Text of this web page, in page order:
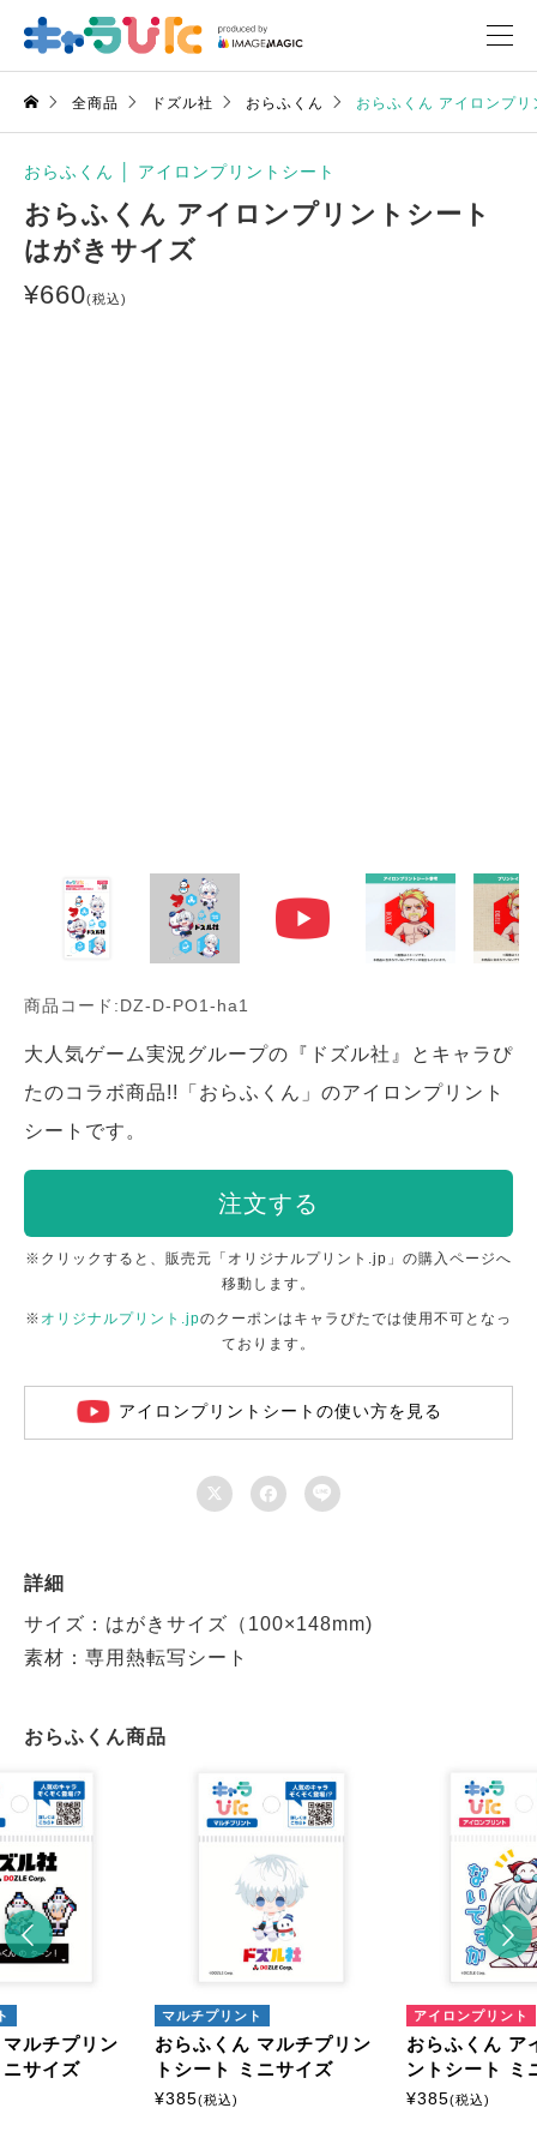
全商品 ドズル社 おらふくん おらふくん アイロンプ
おらふくん アイロンプリントシート
おらふくん アイロンプリントシート
はがきサイズ
¥660(税込)
商品コード:DZ-D-PO1-ha1
大人気ゲーム実況グループの『ドズル社』とキャラぴ
たのコラボ商品!!「おらふくん」のアイロンプリント
シートです。
注文する
※クリックすると、販売元「オリジナルプリント.jp」の購入ページへ
移動します。
※ オリジナルプリント.jpのクーポンはキャラぴたでは使用不可となっ
ております。
アイロンプリントシートの使い方を見る
  
詳細
サイズ：はがきサイズ（100×148mm)
素材：専用熱転写シート
おらふくん商品
ルチプリン
サイズ
マルチプリント
おらふくん マルチプリン
トシート ミニサイズ
¥385(税込)
アイロンプリント
おらふくん ア
ントシート ミ
¥385(税込)